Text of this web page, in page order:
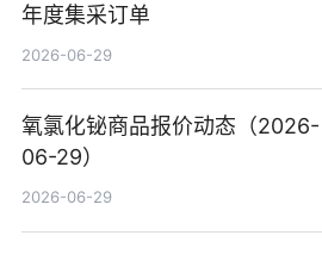
年度集采订单
2026-06-29
氧氯化铋商品报价动态（2026-
06-29）
2026-06-29